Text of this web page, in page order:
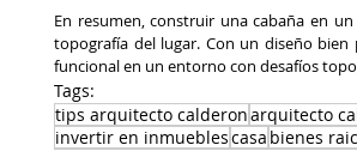
En resumen, construir una cabaña en
topografía del lugar. Con un diseño
funcional en un entorno con desafíos
Tags:
tips arquitecto calderonarquitecto
invertir en inmueblescasa bienes